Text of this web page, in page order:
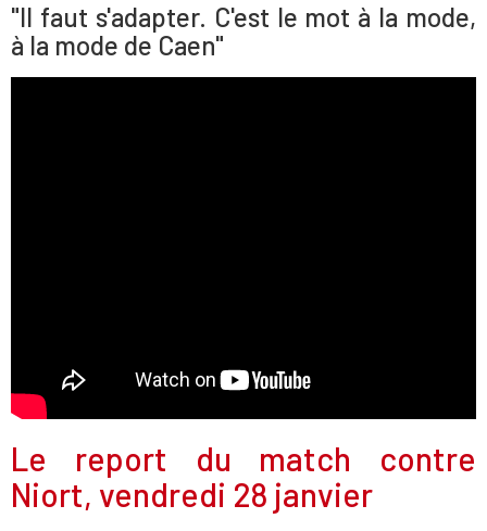
"Il faut s'adapter. C'est le mot à la mode,
à la mode de Caen"
Le report du match contre
Niort, vendredi 28 janvier